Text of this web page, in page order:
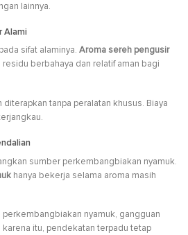
lainnya.
Alami
sifat alaminya. Aroma sereh pengusir
berbahaya dan relatif aman bagi
tanpa peralatan khusus. Biaya
sumber perkembangbiakan nyamuk.
hanya bekerja selama aroma masih
nyamuk, gangguan
itu, pendekatan terpadu tetap